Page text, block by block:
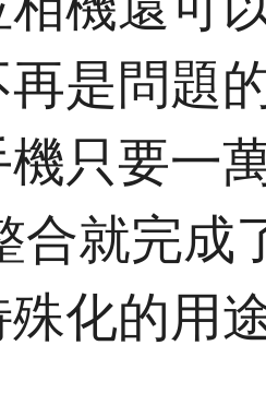
是問題
只要一
合就完成
化的用